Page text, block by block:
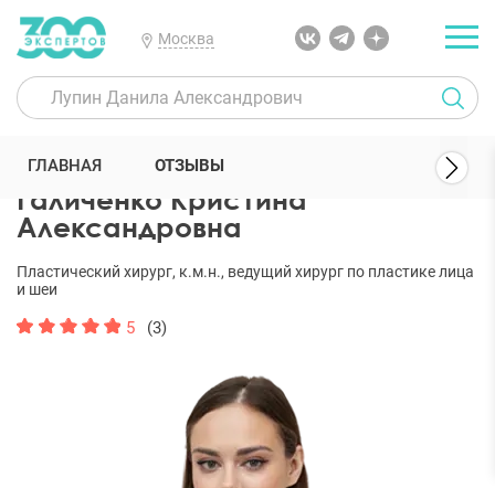
Москва
300 Экспертов Пластические хирурги Галиченко Кристина
Галиченко Кристина
Александровна
Пластический хирург, к.м.н., ведущий хирург по пластике лица
и шеи
5 (3)
ГЛАВНАЯ ОТЗЫВЫ